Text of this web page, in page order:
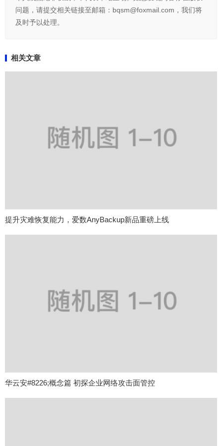
问题，请提交相关链接至邮箱：bqsm@foxmail.com，我们将
及时予以处理。
相关文章
提升灾难恢复能力，爱数AnyBackup新品重磅上线
华云安#8226;概念篇 初探企业网络攻击面管控